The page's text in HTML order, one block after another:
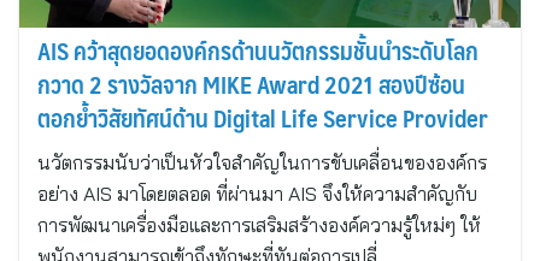
AIS คว้าสุดยอดองค์กรด้านนวัตกรรมชั้นนำระดับโลก
กวาด 2 รางวัลจาก MIKE Award 2021 สองปีซ้อน
ตอกย้ำวิสัยทัศน์ด้าน Digital Life Service Provider
นวัตกรรมนับว่าเป็นหัวใจสำคัญในการขับเคลื่อนขององค์กร
อย่าง AIS มาโดยตลอด ที่ผ่านมา AIS จึงให้ความสำคัญกับ
การพัฒนาเครื่องมือและการเสริมสร้างองค์ความรู้ใหม่ๆ ให้
พนักงานสามารถเข้าถึงทักษะที่ทันต่อการเปลี่…